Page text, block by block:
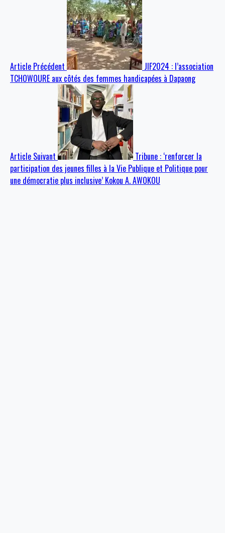
Article Précédent
JIF2024 : l’association
TCHOWOURE aux côtés des femmes handicapées à Dapaong
Article Suivant
Tribune : ‘renforcer la
participation des jeunes filles à la Vie Publique et Politique pour
une démocratie plus inclusive’ Kokou A. AWOKOU